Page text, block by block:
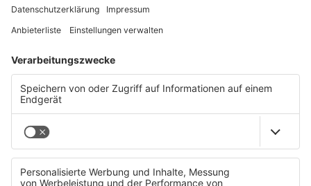
Smart-TV
Mit unseren SmartTV Apps immer den perfekten
Mix genießen.